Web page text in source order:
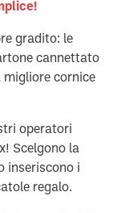
gradito: le
cannettato
migliore cornice
operatori
Scelgono la
inseriscono i
regalo.